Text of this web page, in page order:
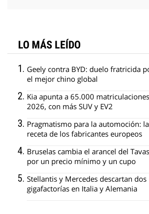
LO MÁS LEÍDO
Geely contra BYD: duelo fratricida
el mejor chino global
Kia apunta a 65.000
2026, con más SUV y EV2
Pragmatismo para la automoción: la
receta de los fabricantes europeos
Bruselas cambia el arancel del
por un precio mínimo y un cupo
Stellantis y Mercedes descartan dos
gigafactorías en Italia y Alemania